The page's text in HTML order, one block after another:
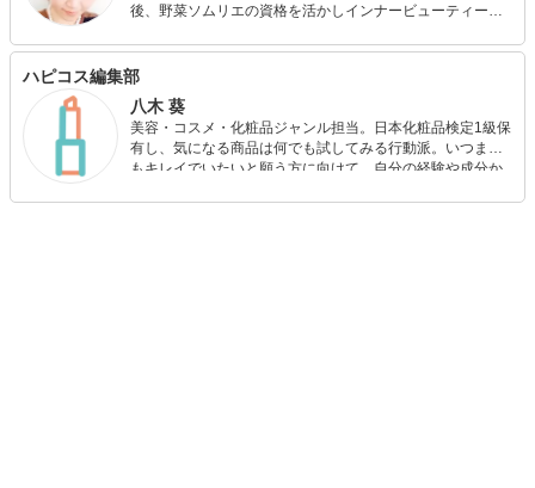
後、野菜ソムリエの資格を活かしインナービューティーを
ーガニックアイテムを中心とした化粧品、美容アイテムな
どを紹介しています。
ハピコス編集部
八木 葵
美容・コスメ・化粧品ジャンル担当。日本化粧品検定1級保
有し、気になる商品は何でも試してみる行動派。いつまで
もキレイでいたいと願う方に向けて、自分の経験や成分か